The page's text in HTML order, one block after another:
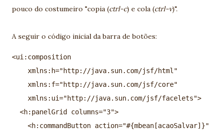
pouco do costumeiro "copia (ctrl-c) e cola (ctrl-v)".
A seguir o código inicial da barra de botões:
<ui:composition
xmlns:h="http://java.sun.com/jsf/html"
xmlns:f="http://java.sun.com/jsf/core"
xmlns:ui="http://java.sun.com/jsf/facelets">
<h:panelGrid columns="3">
<h:commandButton action="#{mbean[acaoSalvar]}"